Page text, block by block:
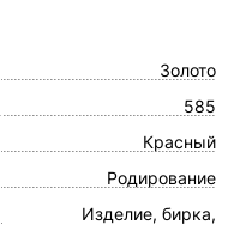
Золото
585
Красный
Родирование
Изделие, бирка,